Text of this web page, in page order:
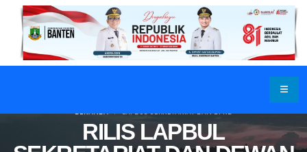
RILIS LAPBUL
BERANDA LAPBUL SEKRETARIAT DAN DPRD